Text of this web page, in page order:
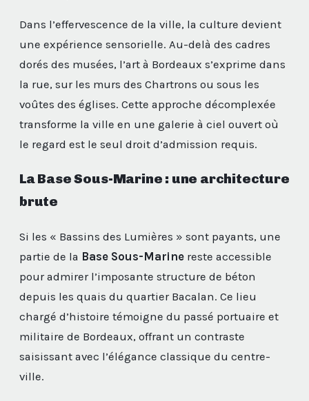
Dans l’effervescence de la ville, la culture devient
une expérience sensorielle. Au-delà des cadres
dorés des musées, l’art à Bordeaux s’exprime dans
la rue, sur les murs des Chartrons ou sous les
voûtes des églises. Cette approche décomplexée
transforme la ville en une galerie à ciel ouvert où
le regard est le seul droit d’admission requis.
La Base Sous-Marine : une architecture
brute
Si les « Bassins des Lumières » sont payants, une
partie de la Base Sous-Marine reste accessible
pour admirer l’imposante structure de béton
depuis les quais du quartier Bacalan. Ce lieu
chargé d’histoire témoigne du passé portuaire et
militaire de Bordeaux, offrant un contraste
saisissant avec l’élégance classique du centre-
ville.